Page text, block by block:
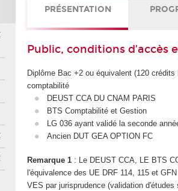
PRÉSENTATION
Public, conditions d’accès
Diplôme Bac +2 ou équivalent (120
comptabilité
DEUST CCA DU CNAM PARIS
BTS Comptabilité et Gestion
LG 036 ayant validé la seconde
Ancien DUT GEA OPTION FC
Remarque 1 : Le DEUST CCA, LE BTS
l'équivalence des UE DRF 114, 115 et
VES par jurisprudence (validation